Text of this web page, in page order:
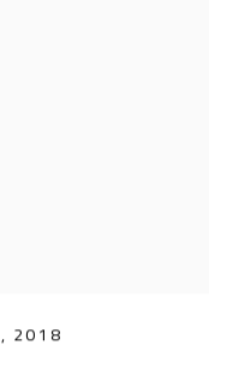
, 2018